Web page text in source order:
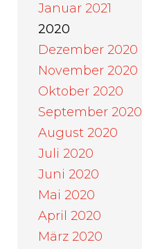
Januar 2021
2020
Dezember 2020
November 2020
Oktober 2020
September 2020
August 2020
Juli 2020
Juni 2020
Mai 2020
April 2020
März 2020